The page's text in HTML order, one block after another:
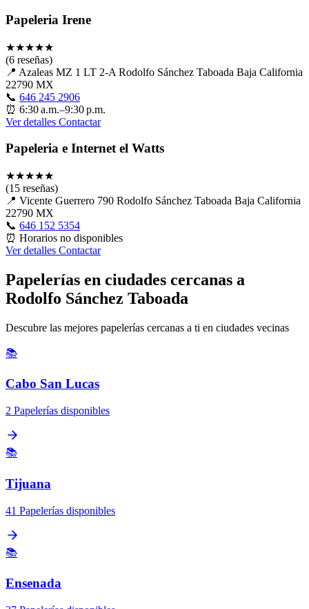
Papeleria Irene
★★★★★
(6 reseñas)
📍 Azaleas MZ 1 LT 2-A Rodolfo Sánchez Taboada Baja California
22790 MX
📞 646 245 2906
⏰ 6:30 a.m.–9:30 p.m.
Ver detalles Contactar
Papeleria e Internet el Watts
★★★★★
(15 reseñas)
📍 Vicente Guerrero 790 Rodolfo Sánchez Taboada Baja California
22790 MX
📞 646 152 5354
⏰ Horarios no disponibles
Ver detalles Contactar
Papelerías en ciudades cercanas a
Rodolfo Sánchez Taboada
Descubre las mejores papelerías cercanas a ti en ciudades vecinas
📚
Cabo San Lucas
2 Papelerías disponibles
📚
Tijuana
41 Papelerías disponibles
📚
Ensenada